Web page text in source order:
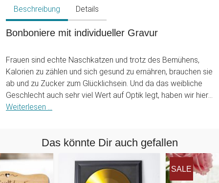
Beschreibung Details
Bonboniere mit individueller Gravur
Frauen sind echte Naschkatzen und trotz des Bemühens,
Kalorien zu zählen und sich gesund zu ernähren, brauchen sie
ab und zu Zucker zum Glücklichsein. Und da das weibliche
Geschlecht auch sehr viel Wert auf Optik legt, haben wir hier
eine tolle Kombination aus Beidem: das Bonbonglas mit
Die Bonboniere mit Gravur - Frauen ist eine tolle
Geschenkidee, in der die süßen Rollos schön zur Geltung
kommen und auch noch frisch gehalten werden. Das
Bonbonglas aus hochwertigem Glas ist ein Hingucker und
Weiterlesen ...
Das könnte Dir auch gefallen
SALE